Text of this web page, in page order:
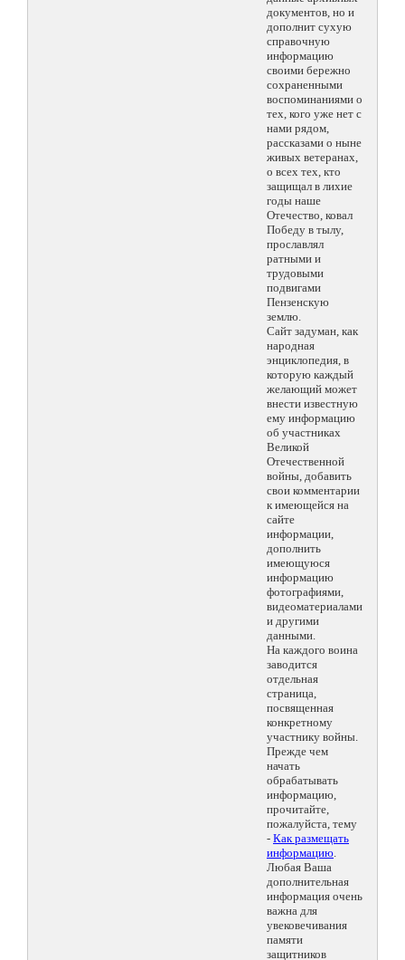
документов, но и
дополнит сухую
справочную
информацию
своими бережно
сохраненными
воспоминаниями о
тех, кого уже нет с
нами рядом,
рассказами о ныне
живых ветеранах,
о всех тех, кто
защищал в лихие
годы наше
Отечество, ковал
Победу в тылу,
прославлял
ратными и
трудовыми
подвигами
Пензенскую
землю.
Сайт задуман, как
народная
энциклопедия, в
которую каждый
желающий может
внести известную
ему информацию
об участниках
Великой
Отечественной
войны, добавить
свои комментарии
к имеющейся на
сайте
информации,
дополнить
имеющуюся
информацию
фотографиями,
видеоматериалами
и другими
данными.
На каждого воина
заводится
отдельная
страница,
посвященная
конкретному
участнику войны.
Прежде чем
начать
обрабатывать
информацию,
прочитайте,
пожалуйста, тему
- Как размещать
информацию.
Любая Ваша
дополнительная
информация очень
важна для
увековечивания
памяти
защитников